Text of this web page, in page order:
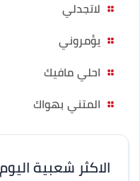
لاتجدلي
يؤمروني
احلي مافيك
المتني بهواك
الاكثر شعبية اليوم